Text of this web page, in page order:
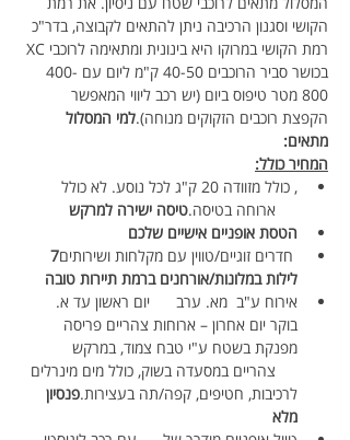
הקושי וסגנון הרכיבה ניתן להתאים לקבוצה, בדר"כ
בכושר סביר הרוכבים 40-50 ק"מ ליום עם 400-
800 מטר טיפוס ביום (יש רכב ליווי המאפשר
הקפצת רוכבים הזקוקים מנוחה).למי המסלול
מתאים:
המחיר כולל:
, כולל מזוודה 20 ק"ג לכל נוסע. לא כולל
ארוחה בטיסה.טיסה ישירה למרקש
הטסת אופניים אישיים שלכם
חדרים זוגיים/טווין עם מקלחות ושירותים
לילות במלונות/אורחנים ברמת תיירות טובה
אירוח ע"ב מא. ערב      יום ראשון עד א.
בוקר יום אחרון – ארוחות צהריים פריסה
מפנקת בשטח ע"י טבח צמוד, במרקש
צהריים במסעדה בשוק, כולל מים מינרלים
לרכיבות, חטיפים, קפה/תה בעצירות.פנסיון
מלא